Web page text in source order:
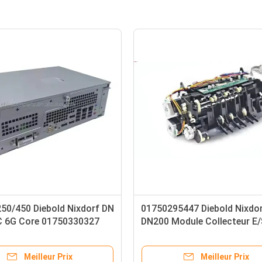
Diebold Nixdorf SDU
distribution et d'empilage
automatique de
Meilleur Prix
49267160000A 49-267160-
Diebold Nixdorf Opteva 2.0
plateforme de GAB
Meilleur Prix